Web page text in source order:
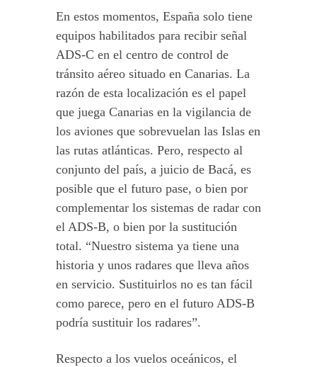
En estos momentos, España solo tiene
equipos habilitados para recibir señal
ADS-C en el centro de control de
tránsito aéreo situado en Canarias. La
razón de esta localización es el papel
que juega Canarias en la vigilancia de
los aviones que sobrevuelan las Islas en
las rutas atlánticas. Pero, respecto al
conjunto del país, a juicio de Bacá, es
posible que el futuro pase, o bien por
complementar los sistemas de radar con
el ADS-B, o bien por la sustitución
total. “Nuestro sistema ya tiene una
historia y unos radares que lleva años
en servicio. Sustituirlos no es tan fácil
como parece, pero en el futuro ADS-B
podría sustituir los radares”.
Respecto a los vuelos oceánicos, el